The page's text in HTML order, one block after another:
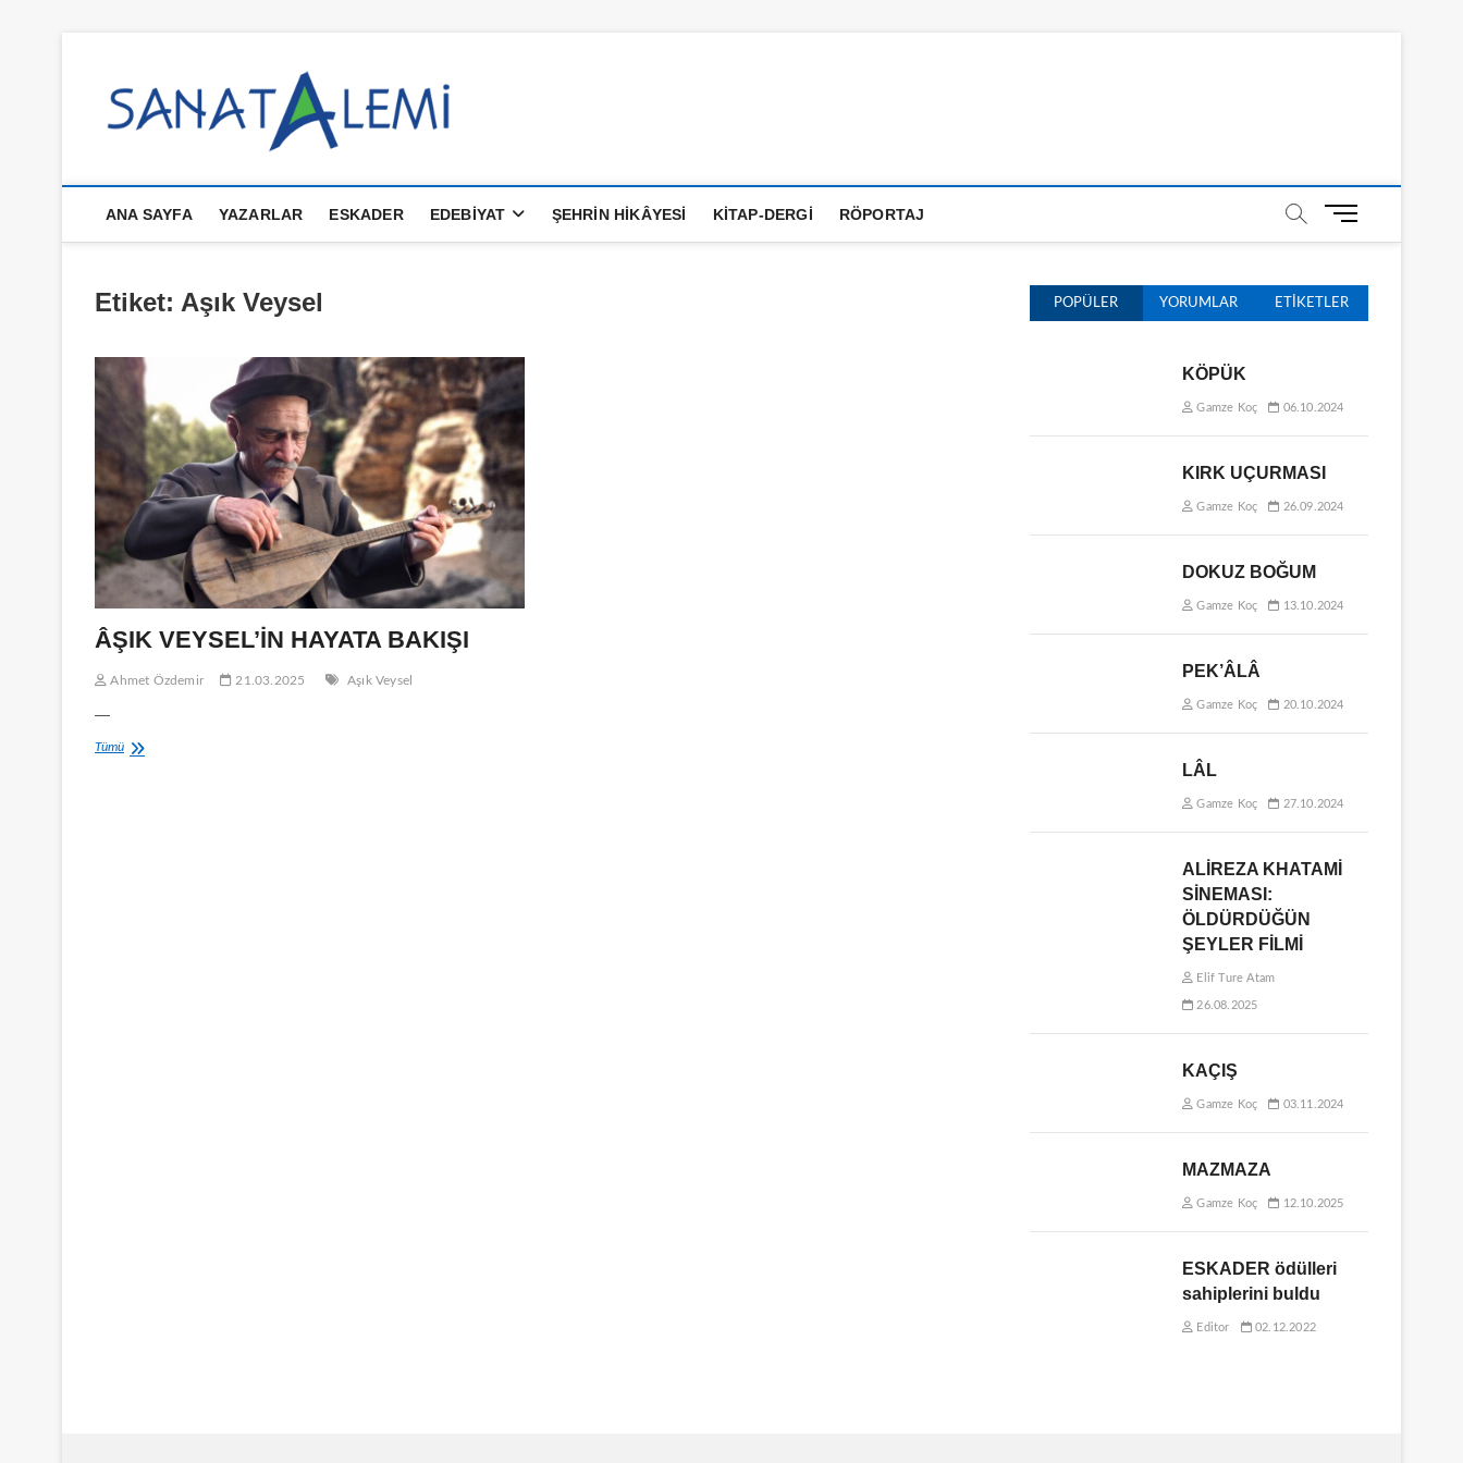
ANA SAYFA YAZARLAR ESKADER EDEBIYAT ŞEHRIN HIKÂYESI KITAP-DERGI RÖPORTAJ
M
ü
D
e
Etiket: Aşık Veysel
ÂŞIK VEYSEL’İN HAYATA BAKIŞI
Ahmet Özdemir 21.03.2025 Aşık Veysel
—
TümüÂŞIK
POPÜLER YORUMLAR ETIKETLER
KÖPÜK
Gamze Koç 06.10.2024
KIRK UÇURMASI
Gamze Koç 26.09.2024
DOKUZ BOĞUM
Gamze Koç 13.10.2024
PEK’ÂLÂ
Gamze Koç 20.10.2024
LÂL
Gamze Koç 27.10.2024
ALİREZA KHATAMİ
SİNEMASI:
ÖLDÜRDÜĞÜN
ŞEYLER FİLMİ
Elif Ture Atam
26.08.2025
KAÇIŞ
Gamze Koç 03.11.2024
MAZMAZA
Gamze Koç 12.10.2025
ESKADER ödülleri
sahiplerini buldu
Editor 02.12.2022